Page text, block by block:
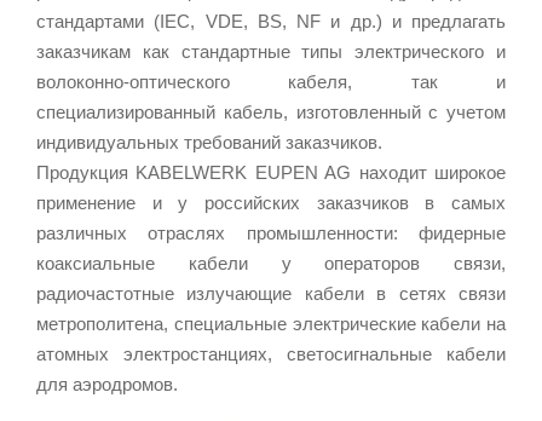
стандартами (IEC, VDE, BS, NF и др.) и предлагать
заказчикам как стандартные типы электрического и
волоконно-оптического кабеля, так и
специализированный кабель, изготовленный с учетом
индивидуальных требований заказчиков.
Продукция KABELWERK EUPEN AG находит широкое
применение и у российских заказчиков в самых
различных отраслях промышленности: фидерные
коаксиальные кабели у операторов связи,
радиочастотные излучающие кабели в сетях связи
метрополитена, специальные электрические кабели на
атомных электростанциях, светосигнальные кабели
для аэродромов.